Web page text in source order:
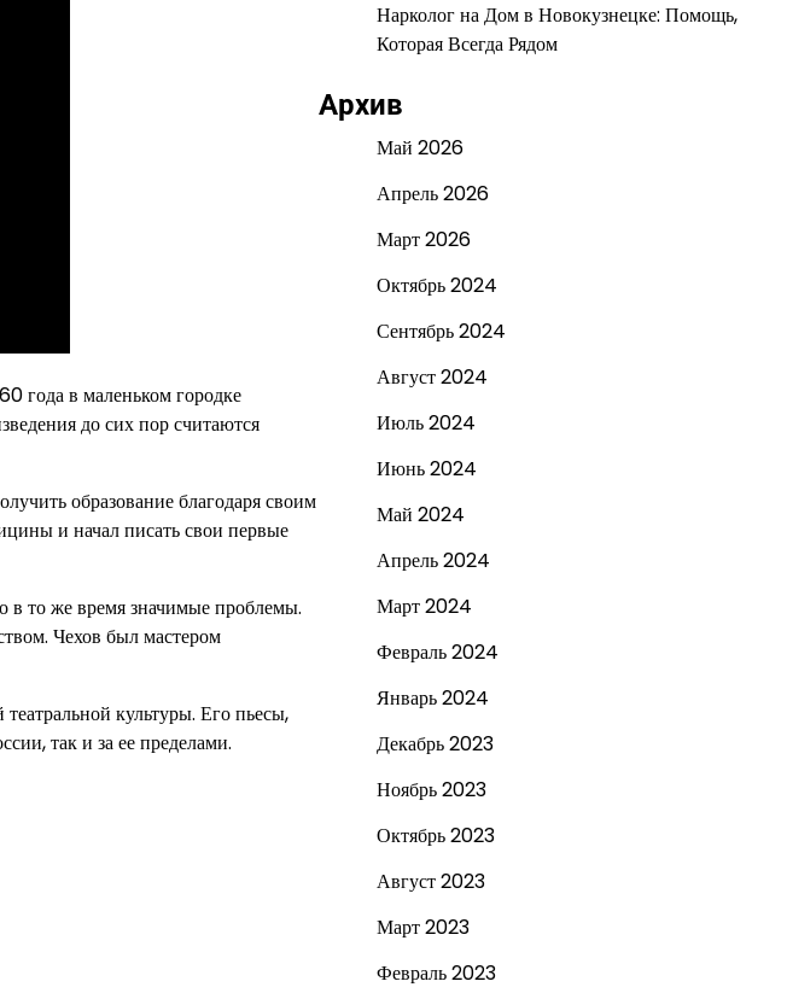
года в маленьком городке
до сих пор считаются
образование благодаря своим
и начал писать свои первые
в то же время значимые проблемы.
Чехов был мастером
культуры. Его пьесы,
так и за ее пределами.
Нарколог на Дом в Новокузнецке: Помощь,
Которая Всегда Рядом
Архив
Май 2026
Апрель 2026
Март 2026
Октябрь 2024
Сентябрь 2024
Август 2024
Июль 2024
Июнь 2024
Май 2024
Апрель 2024
Март 2024
Февраль 2024
Январь 2024
Декабрь 2023
Ноябрь 2023
Октябрь 2023
Август 2023
Март 2023
Февраль 2023